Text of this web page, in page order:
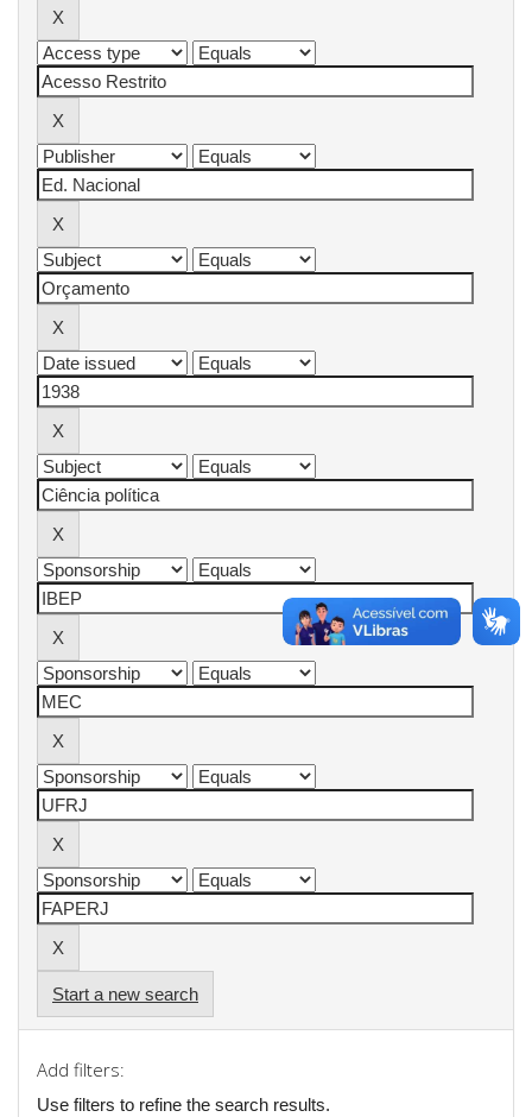
Start a new search
Add filters:
Use filters to refine the search results.